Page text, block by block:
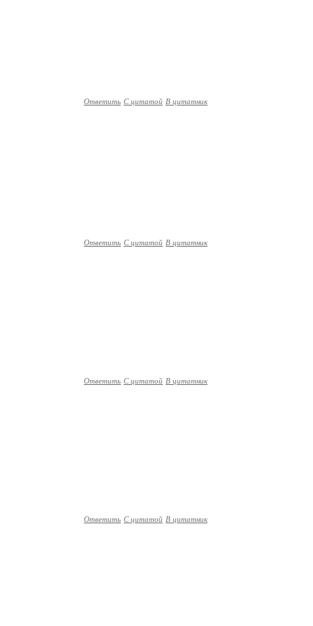
Ответить С цитатой В цитатник
Ответить С цитатой В цитатник
Ответить С цитатой В цитатник
Ответить С цитатой В цитатник